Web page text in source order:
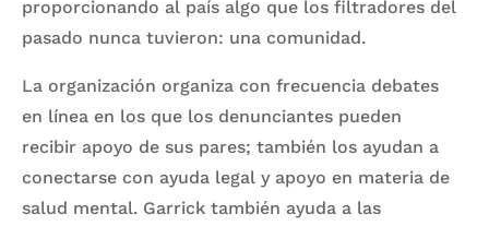
proporcionando al país algo que los filtradores del
pasado nunca tuvieron: una comunidad.
La organización organiza con frecuencia debates
en línea en los que los denunciantes pueden
recibir apoyo de sus pares; también los ayudan a
conectarse con ayuda legal y apoyo en materia de
salud mental. Garrick también ayuda a las